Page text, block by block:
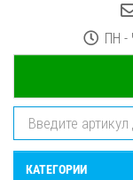
ПН -
КАТЕГОРИИ